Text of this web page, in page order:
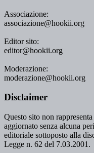
Associazione:
associazione@hookii.org
Editor sito:
editor@hookii.org
Moderazione:
moderazione@hookii.org
Disclaimer
Questo sito non
aggiornato senza alcuna
editoriale sottoposto alla
Legge n. 62 del 7.03.2001.